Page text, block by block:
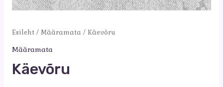
Esileht/Määramata / Käevõru
Määramata
Käevõru